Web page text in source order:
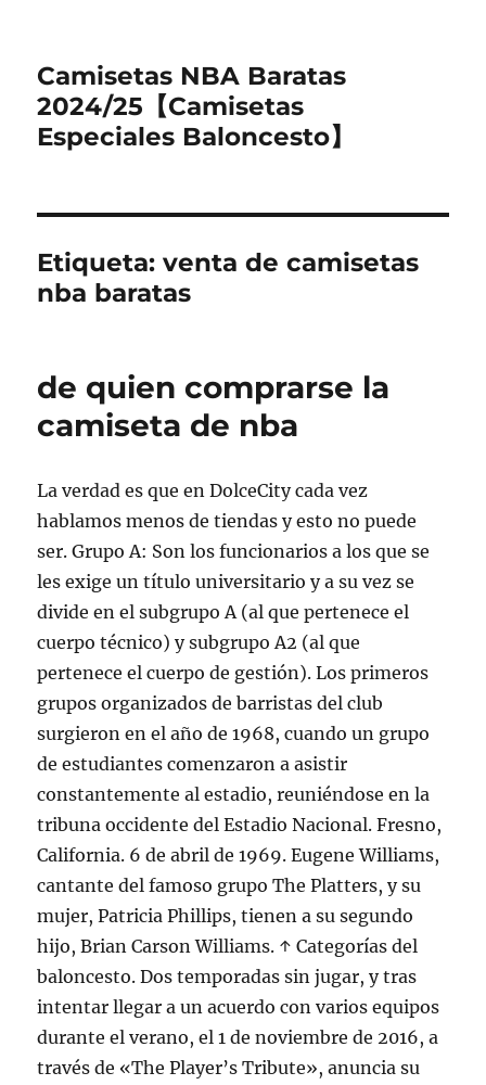
Camisetas NBA Baratas
2024/25【Camisetas
Especiales Baloncesto】
Etiqueta:venta de camisetas
nba baratas
de quien comprarse la
camiseta de nba
La verdad es que en DolceCity cada vez
hablamos menos de tiendas y esto no puede
ser. Grupo A: Son los funcionarios a los que se
les exige un título universitario y a su vez se
divide en el subgrupo A (al que pertenece el
cuerpo técnico) y subgrupo A2 (al que
pertenece el cuerpo de gestión). Los primeros
grupos organizados de barristas del club
surgieron en el año de 1968, cuando un grupo
de estudiantes comenzaron a asistir
constantemente al estadio, reuniéndose en la
tribuna occidente del Estadio Nacional. Fresno,
California. 6 de abril de 1969. Eugene Williams,
cantante del famoso grupo The Platters, y su
mujer, Patricia Phillips, tienen a su segundo
hijo, Brian Carson Williams. ↑ Categorías del
baloncesto. Dos temporadas sin jugar, y tras
intentar llegar a un acuerdo con varios equipos
durante el verano, el 1 de noviembre de 2016, a
través de «The Player’s Tribute», anuncia su